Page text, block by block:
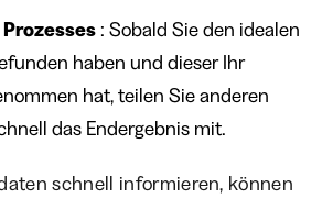
Prozesses: Sobald Sie den idealen
haben und dieser Ihr
hat, teilen Sie anderen
das Endergebnis mit.
schnell informieren, können